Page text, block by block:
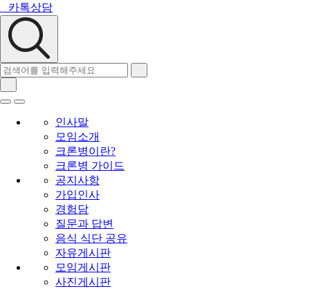
카톡상담
인사말
모임소개
크론병이란?
크론병 가이드
공지사항
가입인사
경험담
질문과 답변
음식 식단 공유
자유게시판
모임게시판
사진게시판